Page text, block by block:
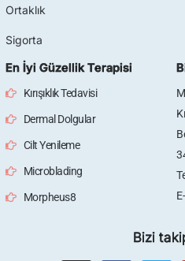
Ortaklık
Sigorta
En İyi Güzellik Terapisi
Kırışıklık Tedavisi
Dermal Dolgular
Cilt Yenileme
Microblading
Morpheus8
Bizi